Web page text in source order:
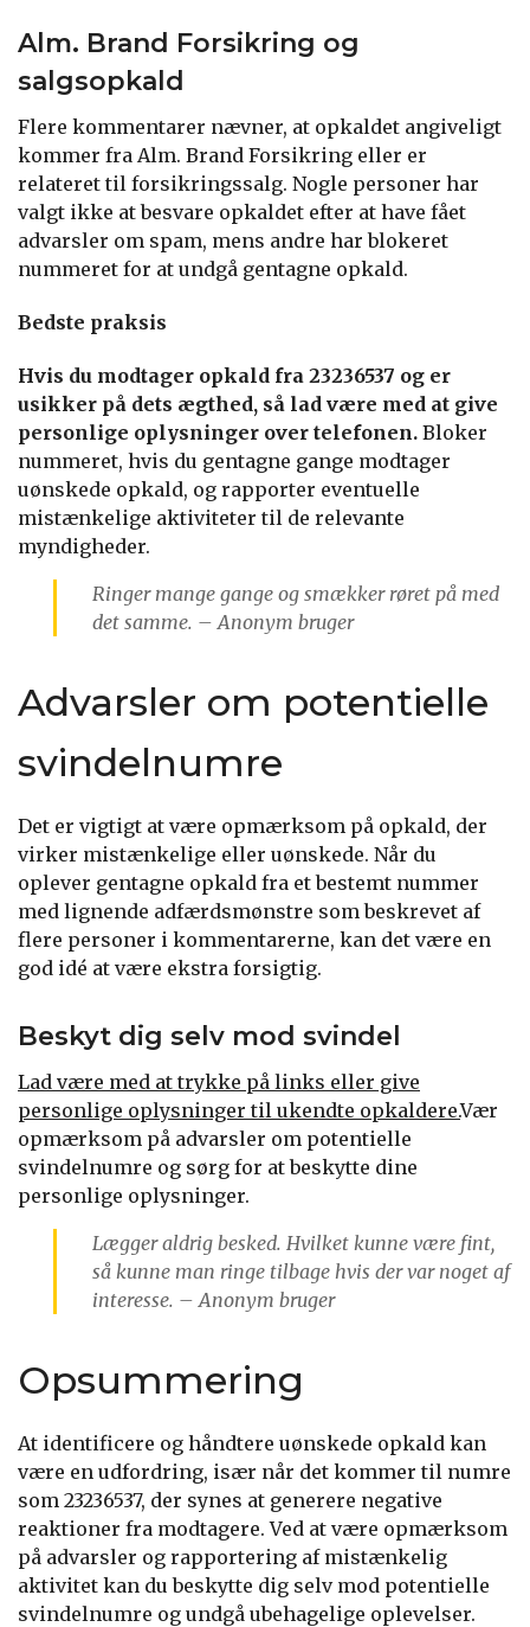
Alm. Brand Forsikring og
salgsopkald
Flere kommentarer nævner, at opkaldet angiveligt
kommer fra Alm. Brand Forsikring eller er
relateret til forsikringssalg. Nogle personer har
valgt ikke at besvare opkaldet efter at have fået
advarsler om spam, mens andre har blokeret
nummeret for at undgå gentagne opkald.
Bedste praksis
Hvis du modtager opkald fra 23236537 og er
usikker på dets ægthed, så lad være med at give
personlige oplysninger over telefonen. Bloker
nummeret, hvis du gentagne gange modtager
uønskede opkald, og rapporter eventuelle
mistænkelige aktiviteter til de relevante
myndigheder.
Ringer mange gange og smækker røret på med
det samme. – Anonym bruger
Advarsler om potentielle
svindelnumre
Det er vigtigt at være opmærksom på opkald, der
virker mistænkelige eller uønskede. Når du
oplever gentagne opkald fra et bestemt nummer
med lignende adfærdsmønstre som beskrevet af
flere personer i kommentarerne, kan det være en
god idé at være ekstra forsigtig.
Beskyt dig selv mod svindel
Lad være med at trykke på links eller give
personlige oplysninger til ukendte opkaldere.Vær
opmærksom på advarsler om potentielle
svindelnumre og sørg for at beskytte dine
personlige oplysninger.
Lægger aldrig besked. Hvilket kunne være fint,
så kunne man ringe tilbage hvis der var noget af
interesse. – Anonym bruger
Opsummering
At identificere og håndtere uønskede opkald kan
være en udfordring, især når det kommer til numre
som 23236537, der synes at generere negative
reaktioner fra modtagere. Ved at være opmærksom
på advarsler og rapportering af mistænkelig
aktivitet kan du beskytte dig selv mod potentielle
svindelnumre og undgå ubehagelige oplevelser.